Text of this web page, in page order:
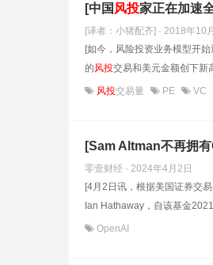
[中国 风投家正在加速
[译者：小猪配齐] · 2018年10
[如今，风险投资业务模型开
的风投交易和美元金额创下新
风投交易量 PE VC
[Sam Altman不再拥
零壹财经 · 2024年4月2日
[4月2日讯，根据美国证券交
Ian Hathaway，自该基金
OpenAI